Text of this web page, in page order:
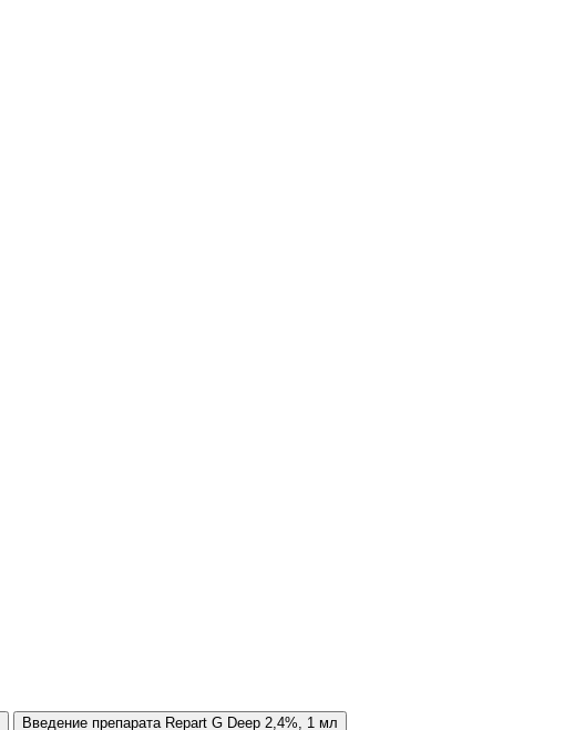
Введение препарата Repart G Deep 2,4%, 1 мл